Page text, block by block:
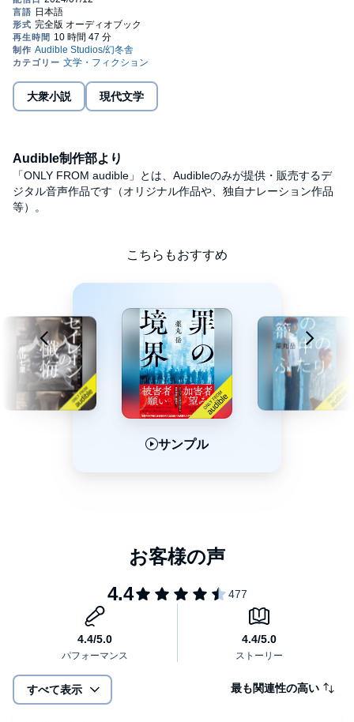
大衆小説 現代文学
Audible制作部より
「ONLY FROM audible」とは、Audibleのみが提供・販売するデ
ジタル音声作品です（オリジナル作品や、独自ナレーション作品
等）。
こちらもおすすめ
サンプル
すべて表示 最も関連性の高い